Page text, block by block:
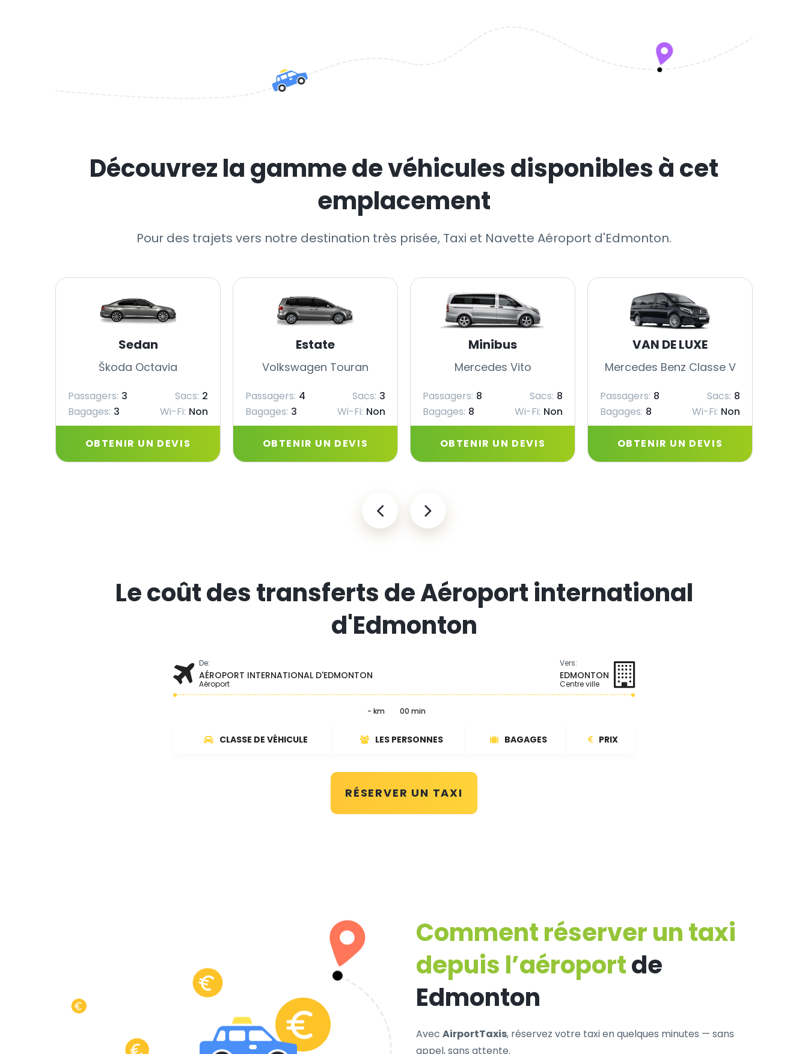
Découvrez la gamme de véhicules disponibles à cet
emplacement
Pour des trajets vers notre destination très prisée, Taxi et Navette Aéroport d'Edmonton.
Sedan
Škoda Octavia
Passagers: 3 Sacs: 2
Bagages: 3 Wi-Fi: Non
OBTENIR UN DEVIS
Estate
Volkswagen Touran
Passagers: 4 Sacs: 3
Bagages: 3 Wi-Fi: Non
OBTENIR UN DEVIS
Minibus
Mercedes Vito
Passagers: 8 Sacs: 8
Bagages: 8 Wi-Fi: Non
OBTENIR UN DEVIS
VAN DE LUXE
Mercedes Benz Classe V
Passagers: 8 Sacs: 8
Bagages: 8 Wi-Fi: Non
OBTENIR UN DEVIS
Le coût des transferts de Aéroport international
d'Edmonton
De:
AÉROPORT INTERNATIONAL D'EDMONTON
Aéroport
Vers:
EDMONTON
Centre ville
- km 00 min
CLASSE DE VÉHICULE LES PERSONNES BAGAGES PRIX
RÉSERVER UN TAXI
Comment réserver un taxi
depuis l’aéroportde
Edmonton
Avec AirportTaxis, réservez votre taxi en quelques minutes — sans
appel, sans attente.